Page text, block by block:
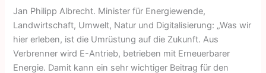
Jan Philipp Albrecht. Minister für Energiewende,
Landwirtschaft, Umwelt, Natur und Digitalisierung: „Was wir
hier erleben, ist die Umrüstung auf die Zukunft. Aus
Verbrenner wird E-Antrieb, betrieben mit Erneuerbarer
Energie. Damit kann ein sehr wichtiger Beitrag für den